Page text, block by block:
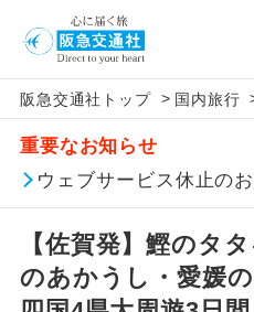
阪急交通社トップ > 国内旅行
重要なお知らせ
ウェブサービス休止の
【佐賀発】鰹のタ
のあかうし・愛媛
アイコン
添乗員同行
往路出発
（駅）ま
現地添乗員同
現地到着
（駅）ま